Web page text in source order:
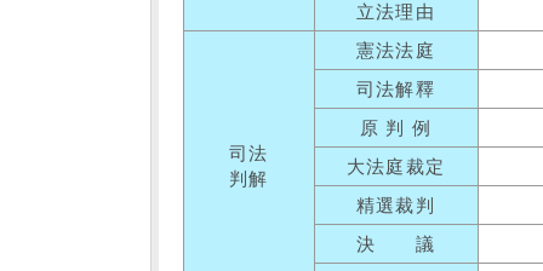
立法理由
司法
判解
憲法法庭
司法解釋
原 判 例
大法庭裁定
精選裁判
決 議